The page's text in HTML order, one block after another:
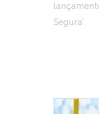
Segura’.